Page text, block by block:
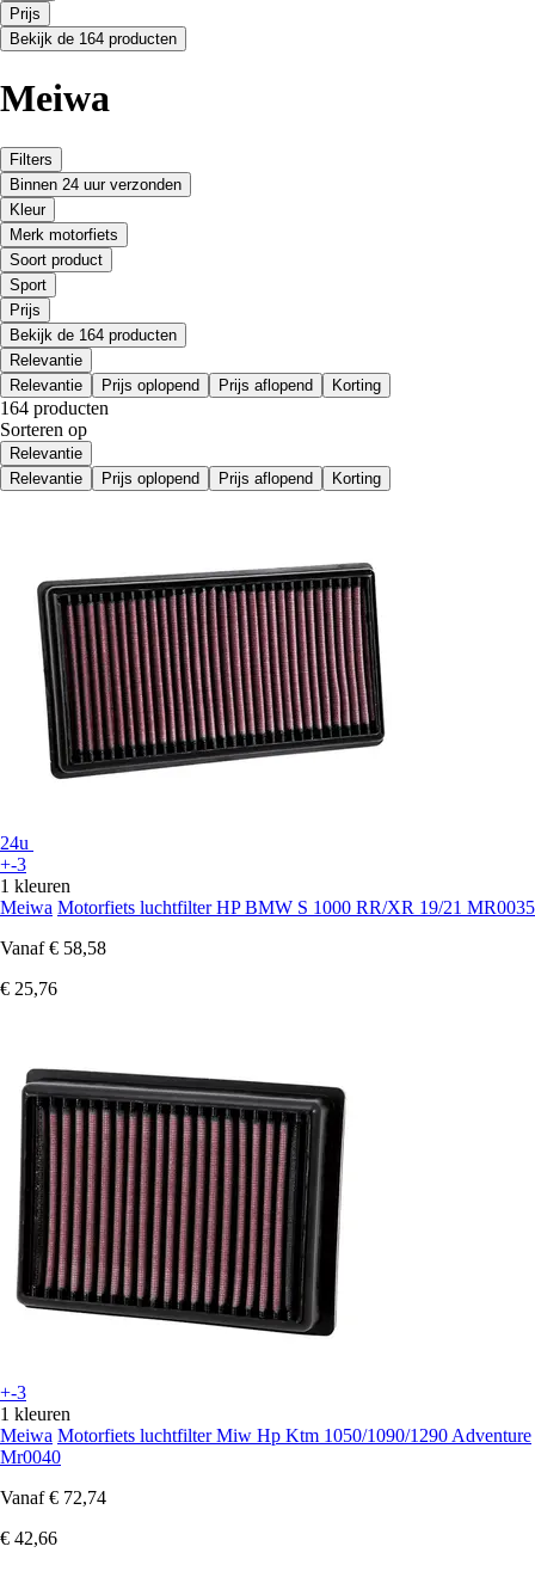
Prijs
Bekijk de 164 producten
Meiwa
Filters
Binnen 24 uur verzonden
Kleur
Merk motorfiets
Soort product
Sport
Prijs
Bekijk de 164 producten
Relevantie
Relevantie
Prijs oplopend Prijs aflopend Korting
164 producten
Sorteren op
Relevantie
Relevantie
Prijs oplopend Prijs aflopend Korting
24u
+-3
1 kleuren
Meiwa Motorfiets luchtfilter HP BMW S 1000 RR/XR 19/21 MR0035
Vanaf € 58,58
€ 25,76
+-3
1 kleuren
Meiwa Motorfiets luchtfilter Miw Hp Ktm 1050/1090/1290 Adventure
Mr0040
Vanaf € 72,74
€ 42,66